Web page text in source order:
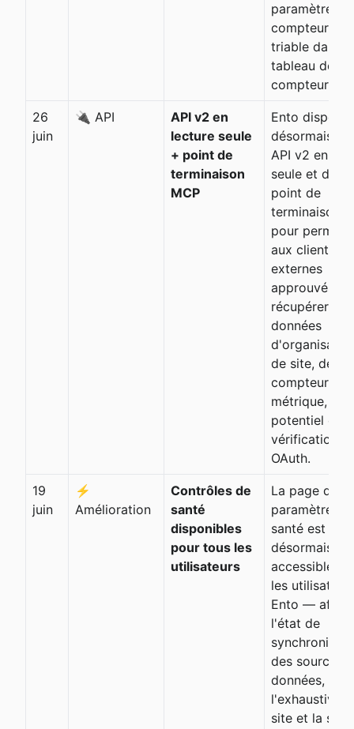
paramètres
compteur et
triable dans
tableau des
compteurs.
26
juin
🔌 API
API v2 en
lecture seule
+ point de
terminaison
MCP
Ento dispose
désormais
API v2 en
seule et d'un
point de
terminaison
pour
aux clients
externes
approuvés de
récupérer les
données
de site, de
compteur, de
métrique, de
potentiel et
vérification
OAuth.
19
juin
⚡
Amélioration
Contrôles de
santé
disponibles
pour tous les
utilisateurs
La page des
paramètres
santé est
désormais
accessible à
les
Ento —
l'état de
des sources
données,
l'exhaustivité
site et la